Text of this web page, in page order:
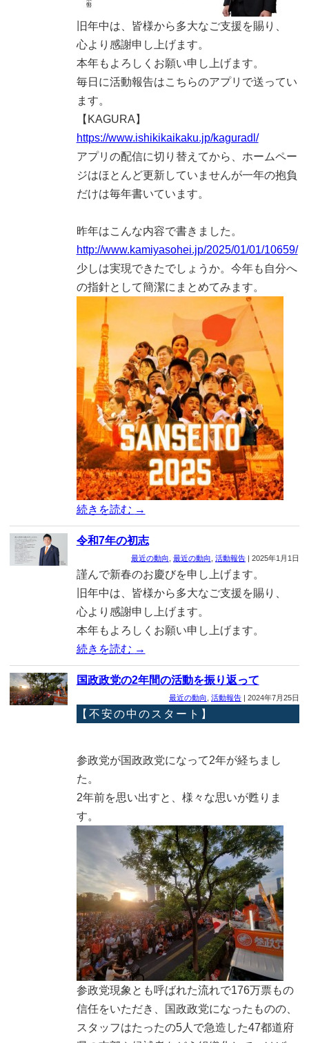
旧年中は、皆様から多大なご支援を賜り、
心より感謝申し上げます。
本年もよろしくお願い申し上げます。
毎日に活動報告はこちらのアプリで送ってい
ます。
【KAGURA】
https://www.ishikikaikaku.jp/kaguradl/
アプリの配信に切り替えてから、ホームペー
ジはほとんど更新していませんが一年の抱負
だけは毎年書いています。
昨年はこんな内容で書きました。
http://www.kamiyasohei.jp/2025/01/01/10659/
少しは実現できたでしょうか。今年も自分へ
の指針として簡潔にまとめてみます。
続きを読む →
令和7年の初志
最近の動向 最近の動向 活動報告 2025年1月1日
謹んで新春のお慶びを申し上げます。
旧年中は、皆様から多大なご支援を賜り、
心より感謝申し上げます。
本年もよろしくお願い申し上げます。
続きを読む →
国政政党の2年間の活動を振り返って
最近の動向 活動報告 2024年7月25日
【不安の中のスタート】
参政党が国政政党になって2年が経ちまし
た。
2年前を思い出すと、様々な思いが甦りま
す。
参政党現象とも呼ばれた流れで176万票もの
信任をいただき、国政政党になったものの、
スタッフはたったの5人で急造した47都道府